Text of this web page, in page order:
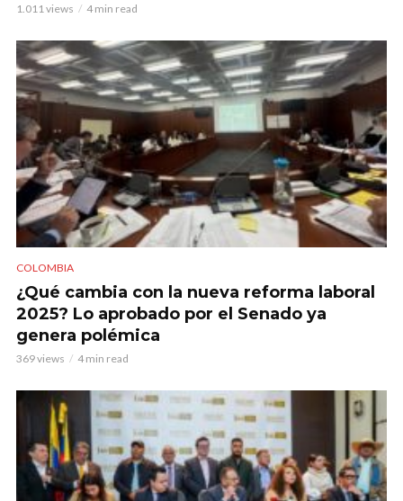
1.011 views 4 min read
COLOMBIA
¿Qué cambia con la nueva reforma laboral
2025? Lo aprobado por el Senado ya
genera polémica
369 views 4 min read